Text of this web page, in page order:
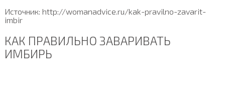
Источник: http://womanadvice.ru/kak-pravilno-zavarit-
imbir
КАК ПРАВИЛЬНО ЗАВАРИВАТЬ
ИМБИРЬ